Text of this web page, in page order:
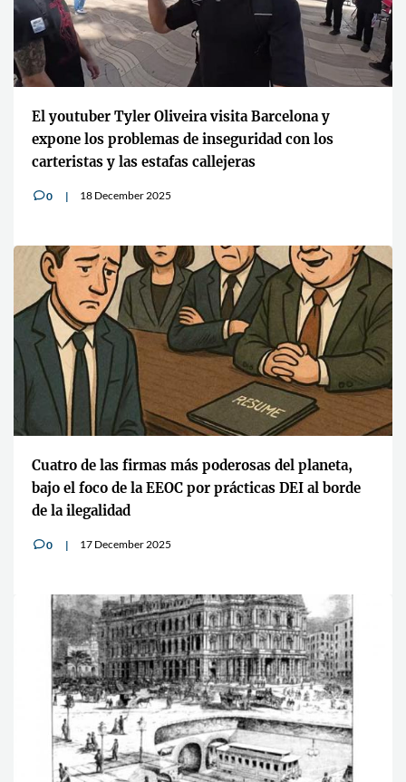
El youtuber Tyler Oliveira visita Barcelona y
expone los problemas de inseguridad con los
carteristas y las estafas callejeras
v0 18 December 2025
Cuatro de las firmas más poderosas del planeta,
bajo el foco de la EEOC por prácticas DEI al borde
de la ilegalidad
v0 17 December 2025